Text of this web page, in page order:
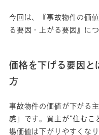
今回は、『事故物件の価
る要因・上がる要因』に
価格を下げる要因と
方
事故物件の価値が下がる
感」です。買主が“住むこ
場価値は下がりやすくな